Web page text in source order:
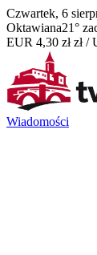
Czwartek, 6
Oktawiana21°
EUR 4,30 zł zł /
Wiadomości